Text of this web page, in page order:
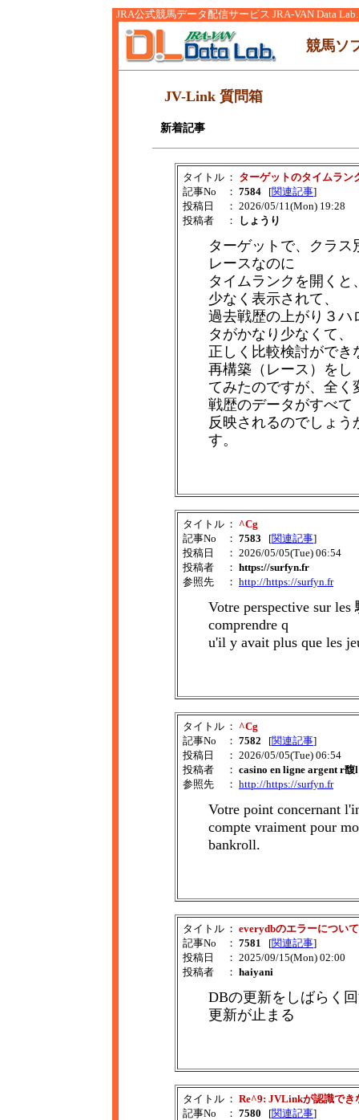
JRA公式競馬データ配信サービス JRA-VAN Data Lab.
競馬ソ
JV-Link 質問箱
新着記事
タイトル ： ターゲットのタイムラン
記事No
： 7584 [関連記事]
投稿日
： 2026/05/11(Mon) 19:28
投稿者
： しょうり
ターゲットで、クラ
レースなのに
タイムランクを開く
少なく表示されて、
過去戦歴の上がり３ハ
タがかなり少なくて、
正しく比較検討がで
再構築（レース）をし
てみたのですが、全
戦歴のデータがすべて
反映されるのでしょ
す。
タイトル ： ^Cg
記事No
： 7583 [関連記事]
投稿日
： 2026/05/05(Tue) 06:54
投稿者
： https://surfyn.fr
参照先
： http://https://surfyn.fr
Votre perspective sur
comprendre q
u'il y avait plus que les
タイトル ： ^Cg
記事No
： 7582 [関連記事]
投稿日
： 2026/05/05(Tue) 06:54
投稿者
： casino en ligne argent r馥l
参照先
： http://https://surfyn.fr
Votre point concernant
compte vraiment pour
bankroll.
タイトル ： everydbのエラーについて
記事No
： 7581 [関連記事]
投稿日
： 2025/09/15(Mon) 02:00
投稿者
： haiyani
DBの更新をしばらく
更新が止まる
タイトル ： Re^9: JVLinkが認識でき
記事No
： 7580 [関連記事]